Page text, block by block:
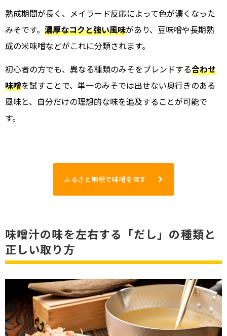
熟成期間が長く、メイラード反応によって色が濃くなった
みそです。 濃厚なコクと強い風味があり、豆味噌や長期熟
成の米味噌などがこれに分類されます。
初心者の方でも、異なる種類のみそをブレンドする合わせ
味噌を試すことで、単一のみそでは出せない奥行きのある
風味と、自分だけの理想的な味を追及することが可能で
す。
ふるさと納税で味噌を探す
味噌汁の味を左右する「だし」の種類と
正しい取り方